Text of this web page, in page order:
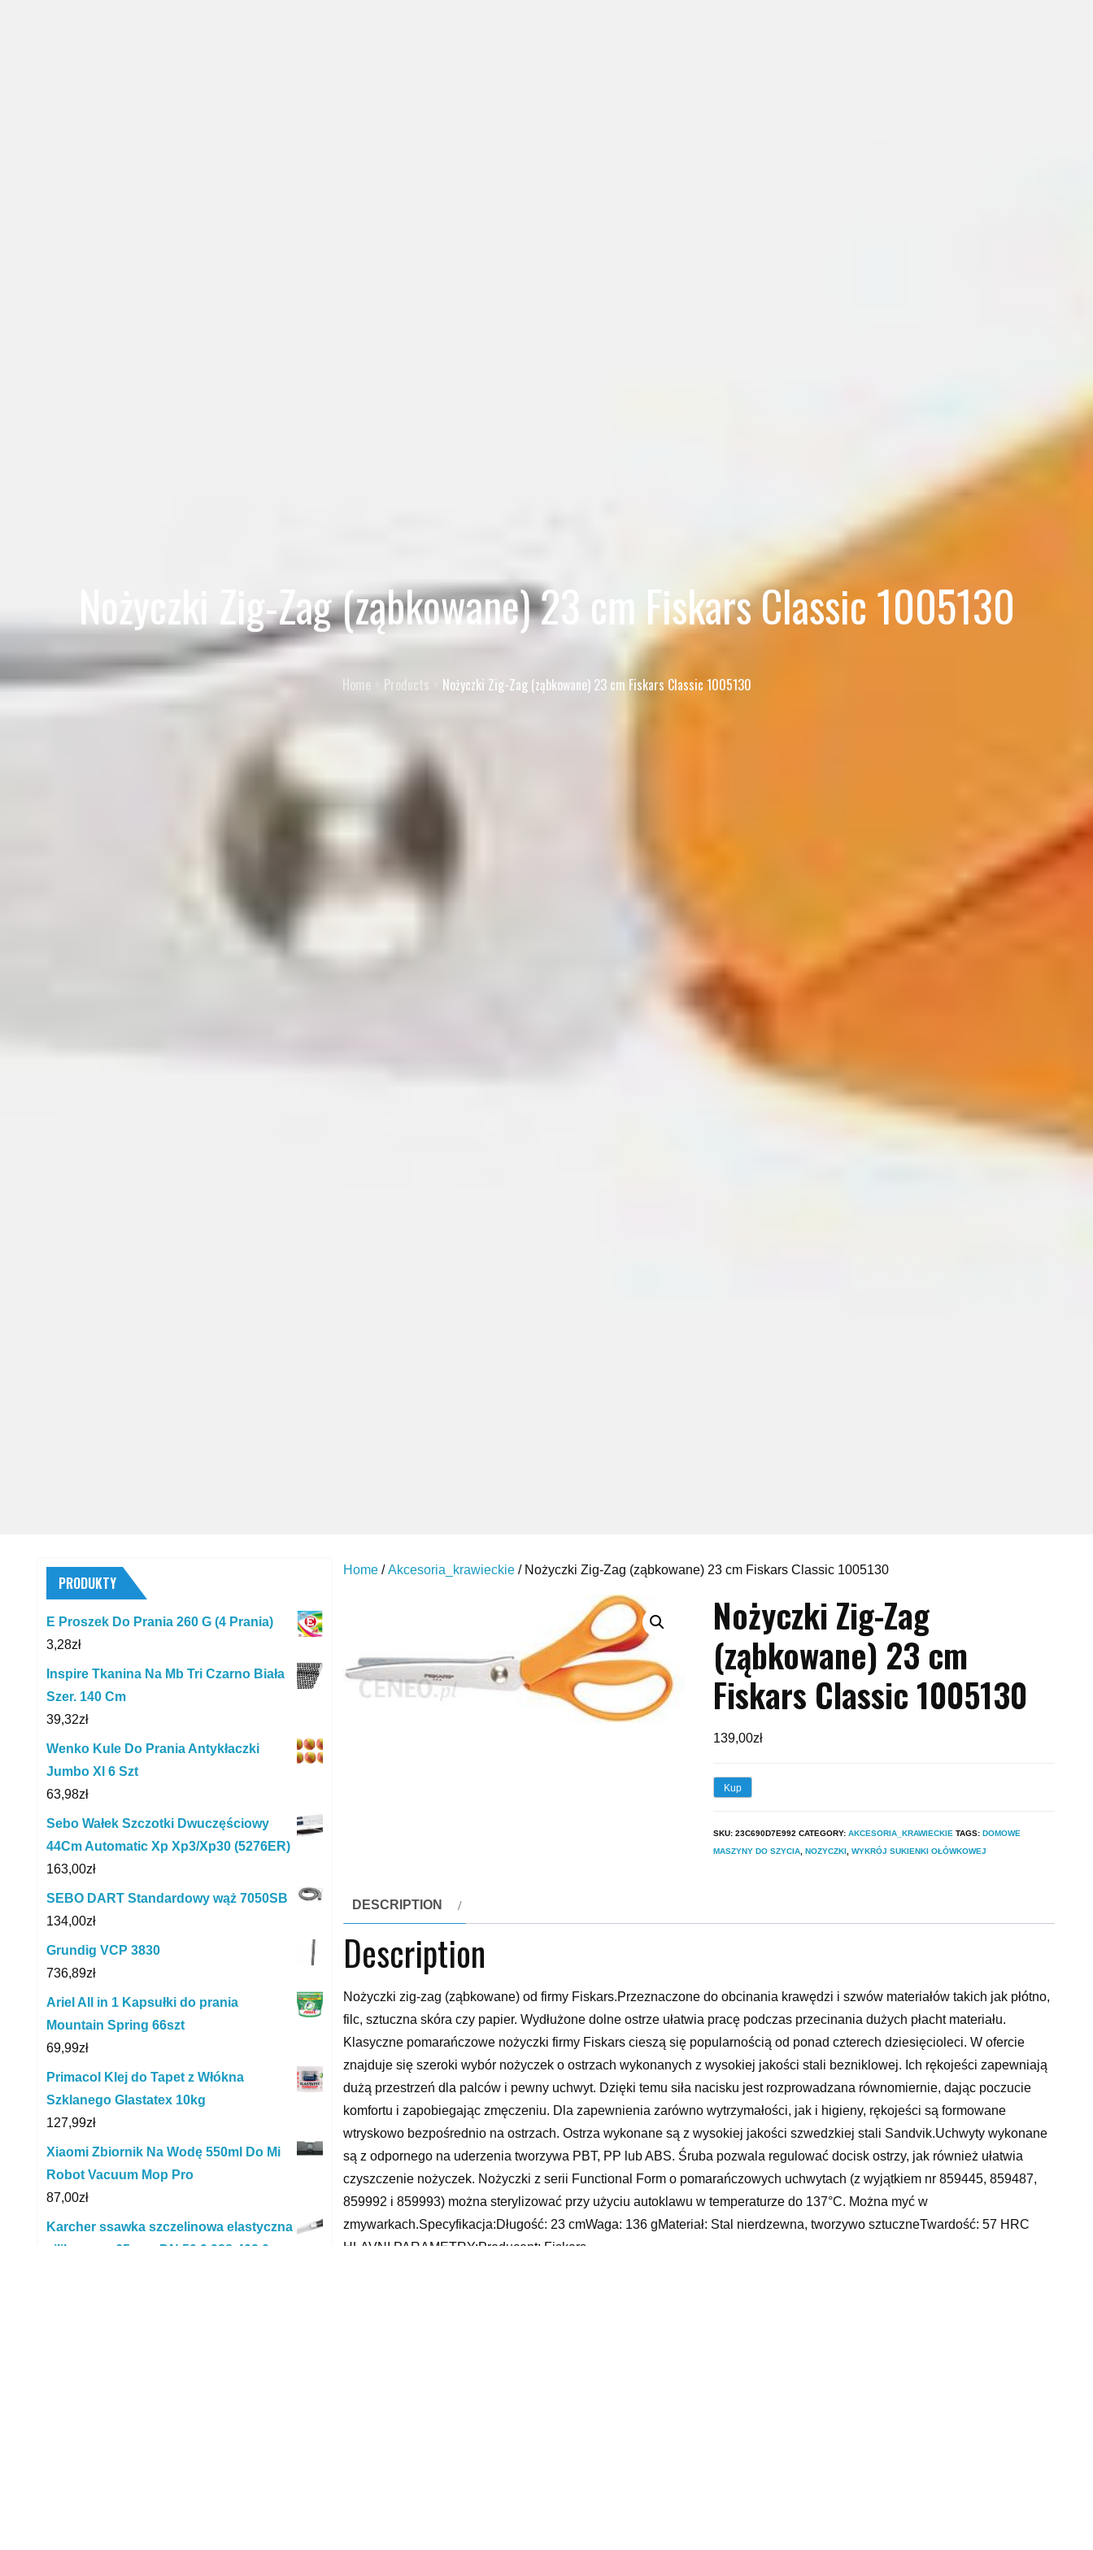
Nożyczki Zig-Zag (ząbkowane) 23 cm Fiskars Classic 1005130
Home Products Nożyczki Zig-Zag (ząbkowane) 23 cm Fiskars Classic 1005130
Home /Akcesoria_krawieckie / Nożyczki Zig-Zag (ząbkowane) 23 cm Fiskars Classic 1005130
Nożyczki Zig-Zag
(ząbkowane) 23 cm
Fiskars Classic 1005130
139,00zł
Kup
SKU: 23C690D7E992 CATEGORY: AKCESORIA_KRAWIECKIE TAGS: DOMOWE
MASZYNY DO SZYCIA NOZYCZKI WYKRÓJ SUKIENKI OŁÓWKOWEJ
DESCRIPTION
Description
Nożyczki zig-zag (ząbkowane) od firmy Fiskars.Przeznaczone do obcinania krawędzi i szwów materiałów takich jak płótno,
filc, sztuczna skóra czy papier. Wydłużone dolne ostrze ułatwia pracę podczas przecinania dużych płacht materiału.
Klasyczne pomarańczowe nożyczki firmy Fiskars cieszą się popularnością od ponad czterech dziesięcioleci. W ofercie
znajduje się szeroki wybór nożyczek o ostrzach wykonanych z wysokiej jakości stali bezniklowej. Ich rękojeści zapewniają
dużą przestrzeń dla palców i pewny uchwyt. Dzięki temu siła nacisku jest rozprowadzana równomiernie, dając poczucie
komfortu i zapobiegając zmęczeniu. Dla zapewnienia zarówno wytrzymałości, jak i higieny, rękojeści są formowane
wtryskowo bezpośrednio na ostrzach. Ostrza wykonane są z wysokiej jakości szwedzkiej stali Sandvik.Uchwyty wykonane
są z odpornego na uderzenia tworzywa PBT, PP lub ABS. Śruba pozwala regulować docisk ostrzy, jak również ułatwia
czyszczenie nożyczek. Nożyczki z serii Functional Form o pomarańczowych uchwytach (z wyjątkiem nr 859445, 859487,
859992 i 859993) można sterylizować przy użyciu autoklawu w temperaturze do 137°C. Można myć w
zmywarkach.Specyfikacja:Długość: 23 cmWaga: 136 gMateriał: Stal nierdzewna, tworzywo sztuczneTwardość: 57 HRC
HLAVNI PARAMETRY:Producent: Fiskars
PRODUKTY
E Proszek Do Prania 260 G (4 Prania)
3,28zł
Inspire Tkanina Na Mb Tri Czarno Biała
Szer. 140 Cm
39,32zł
Wenko Kule Do Prania Antykłaczki
Jumbo Xl 6 Szt
63,98zł
Sebo Wałek Szczotki Dwuczęściowy
44Cm Automatic Xp Xp3/Xp30 (5276ER)
163,00zł
SEBO DART Standardowy wąż 7050SB
134,00zł
Grundig VCP 3830
736,89zł
Ariel All in 1 Kapsułki do prania
Mountain Spring 66szt
69,99zł
Primacol Klej do Tapet z Włókna
Szklanego Glastatex 10kg
127,99zł
Xiaomi Zbiornik Na Wodę 550ml Do Mi
Robot Vacuum Mop Pro
87,00zł
Karcher ssawka szczelinowa elastyczna
silikonowa 65 mm DN 50 9.988-403.0